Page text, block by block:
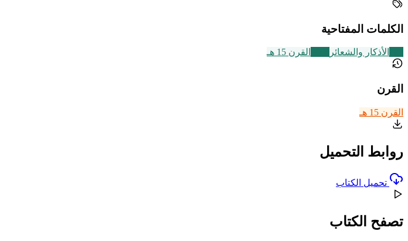
الكلمات المفتاحية
الأذكار والشعائر القرن 15 هـ
القرن
القرن 15 هـ
روابط التحميل
تحميل الكتاب
تصفح الكتاب